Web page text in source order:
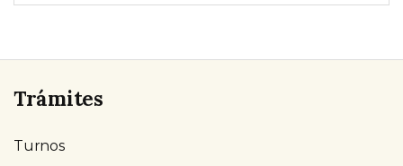
Trámites
Turnos